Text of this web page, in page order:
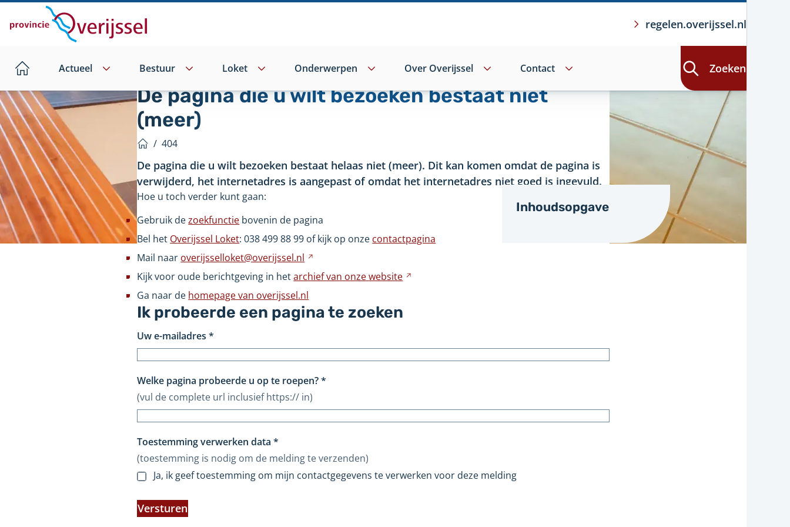
naar
regelen.overijssel.nl
Home
Actueel Bestuur Loket Onderwerpen Over Overijssel Contact Zoeken
De pagina die u wilt bezoeken bestaat niet
(meer)
/ 404
De pagina die u wilt bezoeken bestaat helaas niet (meer). Dit kan komen omdat de pagina is
verwijderd, het internetadres is aangepast of omdat het internetadres niet goed is ingevuld.
Hoe u toch verder kunt gaan:
Gebruik dezoekfunctie bovenin de pagina
Bel het Overijssel Loket: 0384998899 of kijk op onze contactpagina
Mail naar overijsselloket@overijssel.nl
naar
website
Kijk voor oude berichtgeving in hetarchief van onzewebsite
Ga naar de homepage van overijssel.nl
Ik probeerde een pagina te zoeken
Uw e-mailadres*
Welke pagina probeerde u op te roepen?*
(vul de complete url inclusief https:// in)
Toestemming verwerken data*
(toestemming is nodig om de melding te verzenden)
Ja, ik geef toestemming om mijn contactgegevens te verwerken voor deze melding
Versturen
Inhoudsopgave